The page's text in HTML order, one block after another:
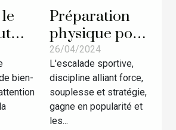
bien-
Préparation
physique pour
compétiteurs
d'escalade :
techniques et
exercices
26/04/2024
L'escalade sportive,
discipline alliant force,
souplesse et stratégie,
gagne en popularité et
les...